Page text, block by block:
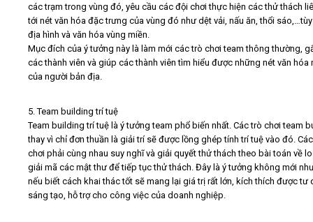
các trạm trong vùng đó, yêu cầu các đội chơi thực hiện các thử thách
tới nét văn hóa đặc trưng của vùng đó như dệt vải, nấu ăn, thổi
địa hình và văn hóa vùng miền.
Mục đích của ý tưởng này là làm mới các trò chơi team thông thường,
các thành viên và giúp các thành viên tìm hiểu được những nét văn hóa
của người bản địa.
5. Team building trí tuệ
Team building trí tuệ là ý tưởng team phổ biến nhất. Các trò chơi team
thay vì chỉ đơn thuần là giải trí sẽ được lồng ghép tính trí tuệ vào đó.
chơi phải cùng nhau suy nghĩ và giải quyết thử thách theo bài toán về
giải mã các mật thư để tiếp tục thử thách. Đây là ý tưởng không mới
nếu biết cách khai thác tốt sẽ mang lại giá trị rất lớn, kích thích được tư
sáng tạo, hỗ trợ cho công việc của doanh nghiệp.